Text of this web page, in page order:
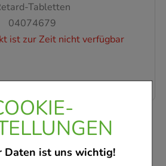
Daten ist uns wichtig!
Tabletten
04074679
ist zur Zeit nicht verfügbar